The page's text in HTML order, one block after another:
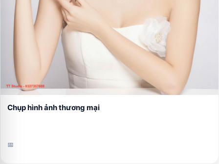
Chụp hình ảnh thương mại
📅